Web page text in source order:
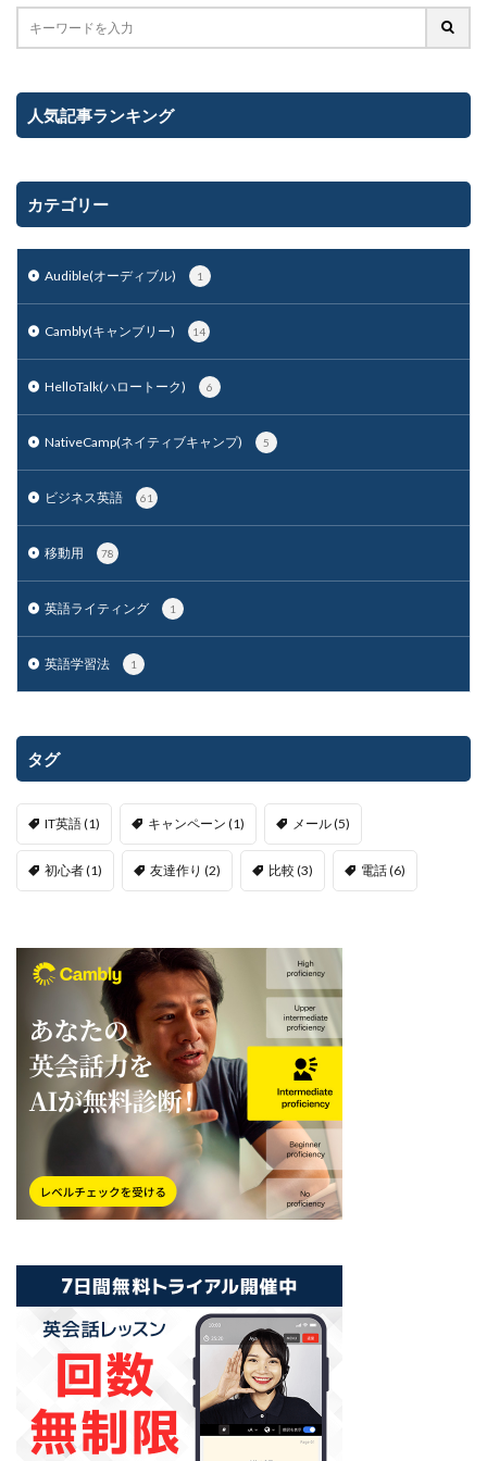
人気記事ランキング
カテゴリー
Audible(オーディブル) 1
Cambly(キャンブリー) 14
HelloTalk(ハロートーク) 6
NativeCamp(ネイティブキャンプ) 5
ビジネス英語 61
移動用 78
英語ライティング 1
英語学習法 1
タグ
IT英語(1) キャンペーン (1) メール(5)
初心者(1) 友達作り (2) 比較 (3) 電話(6)